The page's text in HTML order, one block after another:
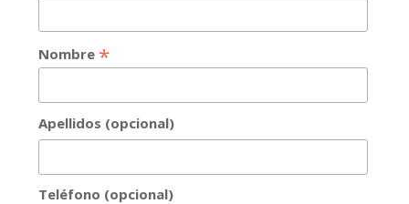
Nombre *
Apellidos (opcional)
Teléfono (opcional)